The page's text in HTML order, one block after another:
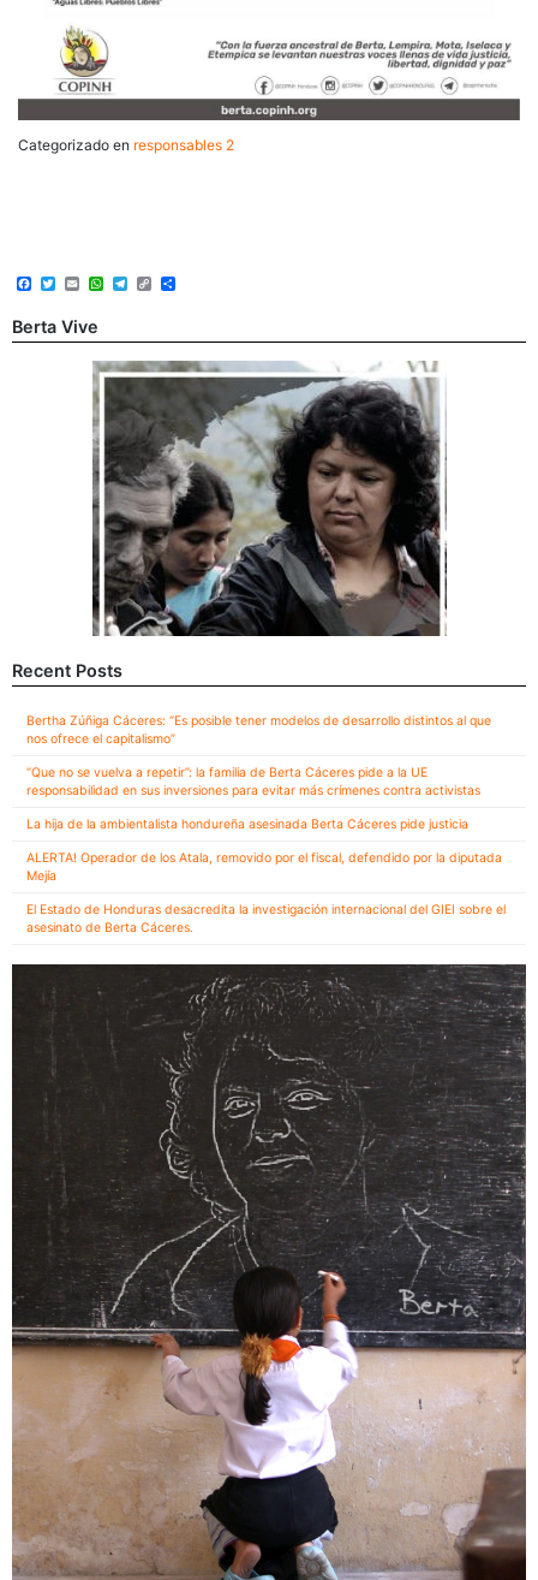
Categorizado en responsables 2
navigation
Facebook
Twitter
EmailWhatsApp
Telegram
Copy
Link
Berta Vive
Recent Posts
Bertha Zúñiga Cáceres: “Es posible tener modelos de desarrollo distintos al que
nos ofrece el capitalismo”
“Que no se vuelva a repetir”: la familia de Berta Cáceres pide a la UE
responsabilidad en sus inversiones para evitar más crímenes contra activistas
La hija de la ambientalista hondureña asesinada Berta Cáceres pide justicia
ALERTA! Operador de los Atala, removido por el fiscal, defendido por la diputada
Mejía
El Estado de Honduras desacredita la investigación internacional del GIEI sobre el
asesinato de Berta Cáceres.